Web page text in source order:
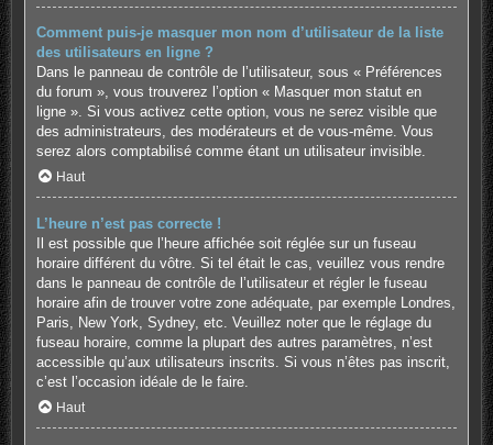
Comment puis-je masquer mon nom d’utilisateur de la liste
des utilisateurs en ligne ?
Dans le panneau de contrôle de l’utilisateur, sous « Préférences
du forum », vous trouverez l’option « Masquer mon statut en
ligne ». Si vous activez cette option, vous ne serez visible que
des administrateurs, des modérateurs et de vous-même. Vous
serez alors comptabilisé comme étant un utilisateur invisible.
Haut
L’heure n’est pas correcte !
Il est possible que l’heure affichée soit réglée sur un fuseau
horaire différent du vôtre. Si tel était le cas, veuillez vous rendre
dans le panneau de contrôle de l’utilisateur et régler le fuseau
horaire afin de trouver votre zone adéquate, par exemple Londres,
Paris, New York, Sydney, etc. Veuillez noter que le réglage du
fuseau horaire, comme la plupart des autres paramètres, n’est
accessible qu’aux utilisateurs inscrits. Si vous n’êtes pas inscrit,
c’est l’occasion idéale de le faire.
Haut